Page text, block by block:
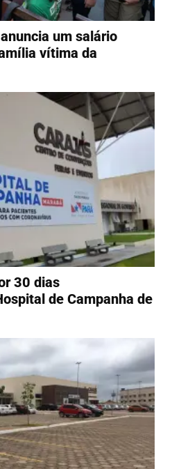
um salário
vítima da
30 dias
de Campanha de